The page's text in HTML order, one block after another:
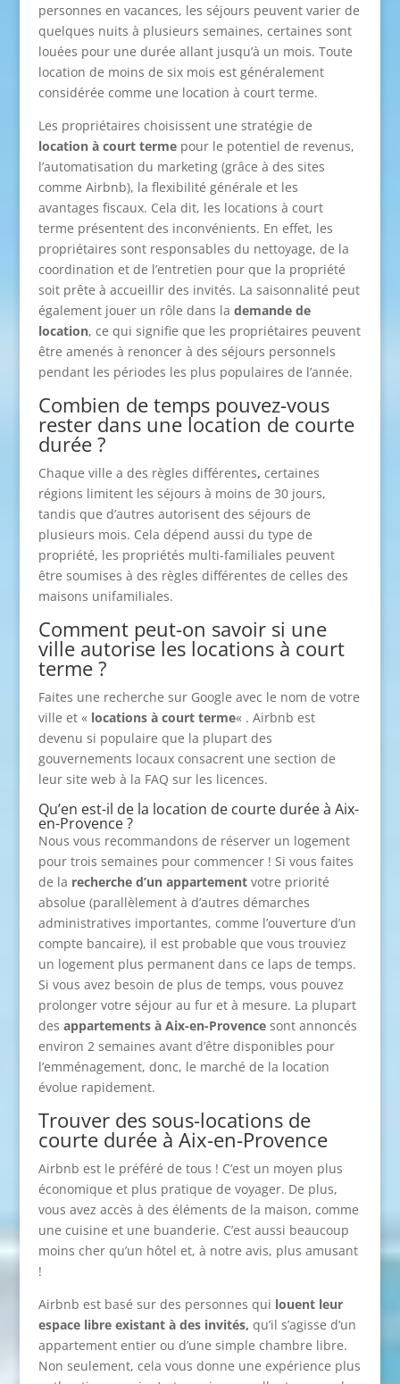
personnes en vacances, les séjours peuvent varier de
quelques nuits à plusieurs semaines, certaines sont
louées pour une durée allant jusqu’à un mois. Toute
location de moins de six mois est généralement
considérée comme une location à court terme.
Les propriétaires choisissent une stratégie de
location à court termepour le potentiel de revenus,
l’automatisation du marketing (grâce à des sites
comme Airbnb), la flexibilité générale et les
avantages fiscaux. Cela dit, les locations à court
terme présentent des inconvénients. En effet, les
propriétaires sont responsables du nettoyage, de la
coordination et de l’entretien pour que la propriété
soit prête à accueillir des invités. La saisonnalité peut
également jouer un rôle dans la demande de
location, ce qui signifie que les propriétaires peuvent
être amenés à renoncer à des séjours personnels
pendant les périodes les plus populaires de l’année.
Combien de temps pouvez-vous
rester dans une location de courte
durée ?
Chaque ville a des règles différentes, certaines
régions limitent les séjours à moins de 30 jours,
tandis que d’autres autorisent des séjours de
plusieurs mois. Cela dépend aussi du type de
propriété, les propriétés multi-familiales peuvent
être soumises à des règles différentes de celles des
maisons unifamiliales.
Comment peut-on savoir si une
ville autorise les locations à court
terme ?
Faites une recherche sur Google avec le nom de votre
ville et « locations à court terme« . Airbnb est
devenu si populaire que la plupart des
gouvernements locaux consacrent une section de
leur site web à la FAQ sur les licences.
Qu’en est-il de la location de courte durée à Aix-
en-Provence ?
Nous vous recommandons de réserver un logement
pour trois semaines pour commencer ! Si vous faites
de la recherche d’un appartementvotre priorité
absolue (parallèlement à d’autres démarches
administratives importantes, comme l’ouverture d’un
compte bancaire), il est probable que vous trouviez
un logement plus permanent dans ce laps de temps.
Si vous avez besoin de plus de temps, vous pouvez
prolonger votre séjour au fur et à mesure. La plupart
des appartements à Aix-en-Provencesont annoncés
environ 2 semaines avant d’être disponibles pour
l’emménagement, donc, le marché de la location
évolue rapidement.
Trouver des sous-locations de
courte durée à Aix-en-Provence
Airbnb est le préféré de tous ! C’est un moyen plus
économique et plus pratique de voyager. De plus,
vous avez accès à des éléments de la maison, comme
une cuisine et une buanderie. C’est aussi beaucoup
moins cher qu’un hôtel et, à notre avis, plus amusant
!
Airbnb est basé sur des personnes qui louent leur
espace libre existant à des invités, qu’il s’agisse d’un
appartement entier ou d’une simple chambre libre.
Non seulement, cela vous donne une expérience plus